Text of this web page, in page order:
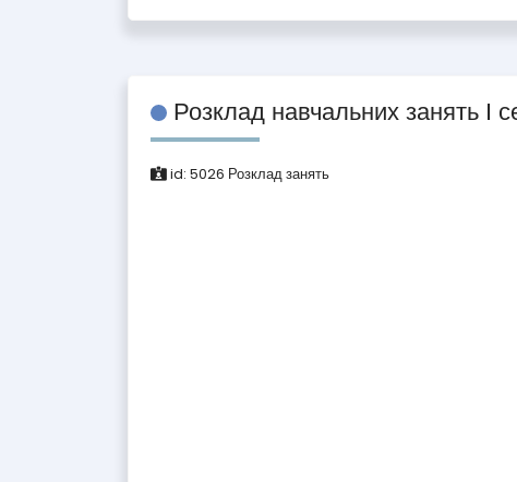
Розклад навчальних занять
id: 5026 Розклад занять